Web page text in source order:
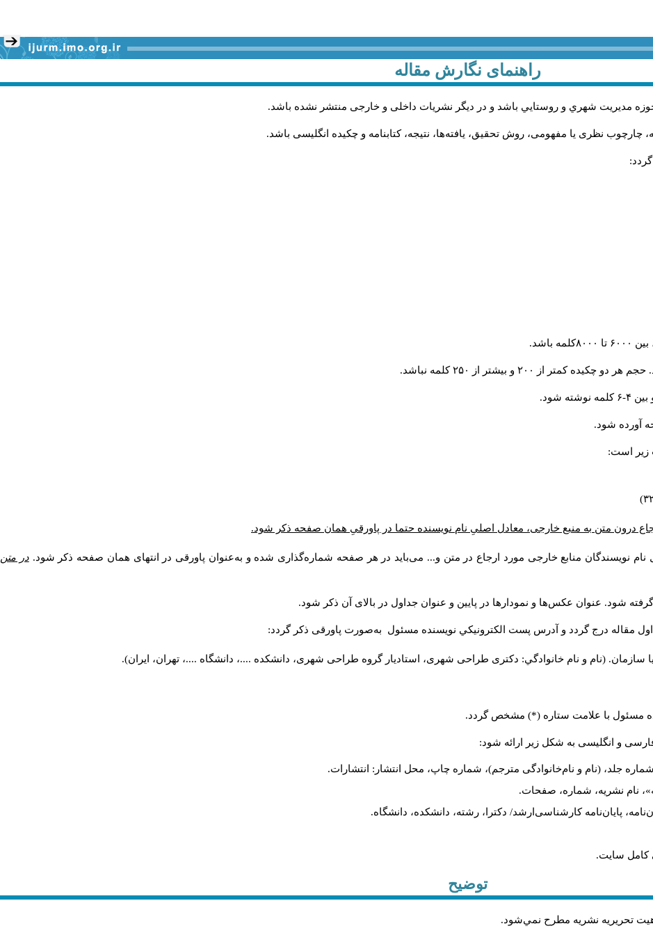
راهنمای نگارش مقاله
مديريت شهري و روستايي باشد و در دیگر نشریات داخلی و خارجی منتشر نشده باشد.
چارچوب نظری یا مفهومی، روش تحقیق، یافته‌ها، نتیجه، کتابنامه و چکیده انگلیسی باشد.
از ۲۰۰ و بیشتر از ۲۵۰ کلمه نباشد.
شود.
آورده شود.
زیر است:
درون متن به منبع خارجی، معادل اصلیِ نام نویسنده حتما در پاورقیِ همان صفحه ذکر شود.
نویسندگان منابع خارجی مورد ارجاع در متن و... می‌باید در هر صفحه شماره‌گذاری شده و به‌عنوان پاورقی در انتهای همان صفحه ذکر شود. در متن
شود. عنوان عکس‌ها و نمودارها در پایین و عنوان جداول در بالای آن ذکر شود.
مقاله درج گردد و آدرس پست الكترونيكي نويسنده مسئول به‌صورت پاورقی ذکر گردد:
سازمان. (نام و نام خانوادگي: دکتری طراحی شهری، استادیار گروه طراحی شهری، دانشکده ....، دانشگاه ....، تهران، ایران).
مسئول با علامت ستاره (*) مشخص گردد.
و انگلیسی به شکل زیر ارائه شود:
جلد، (نام و نام‌خانوادگی مترجم)، شماره چاپ، محل انتشار: انتشارات.
نام نشریه، شماره، صفحات.
پایان‌نامه کارشناسی‌ارشد/ دکترا، رشته، دانشکده، دانشگاه.
کامل سایت.
توضیح
تحريريه نشريه مطرح نمي‌شود.